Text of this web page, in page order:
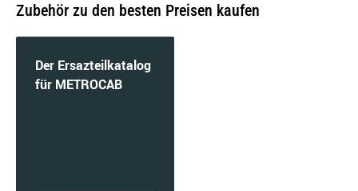
Zubehör zu den besten Preisen kaufen
Der Ersazteilkatalog
für METROCAB